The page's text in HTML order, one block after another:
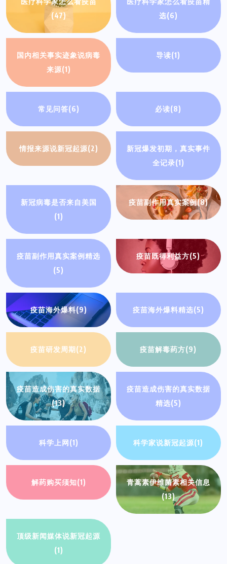
(47)
选(6)
国内相关事实迹象说病毒
来源(1)
导读(1)
常见问答(6) 必读(8)
情报来源说新冠起源(2)
新冠爆发初期，真实事件
全记录(1)
新冠病毒是否来自美国
(1)
疫苗副作用真实案例(8)
疫苗副作用真实案例精选
(5)
疫苗既得利益方(5)
疫苗海外爆料(9) 疫苗海外爆料精选(5)
疫苗研发周期(2) 疫苗解毒药方(9)
疫苗造成伤害的真实数据
(13)
疫苗造成伤害的真实数据
精选(5)
科学上网(1) 科学家说新冠起源(1)
解药购买须知(1)
青蒿素伊维菌素相关信息
(13)
顶级新闻媒体说新冠起源
(1)